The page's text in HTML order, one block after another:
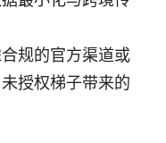
规的官方渠道或
授权梯子带来的